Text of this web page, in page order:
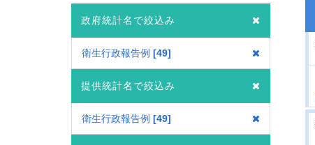
政府統計名で絞込み
衛生行政報告例 49
提供統計名で絞込み
衛生行政報告例 49